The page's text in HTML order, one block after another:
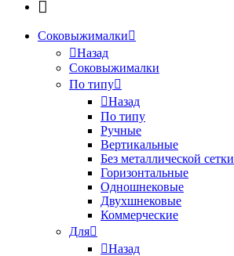
Соковыжималки
Назад
Соковыжималки
По типу
Назад
По типу
Ручные
Вертикальные
Без металлической сетки
Горизонтальные
Одношнековые
Двухшнековые
Коммерческие
Для
Назад